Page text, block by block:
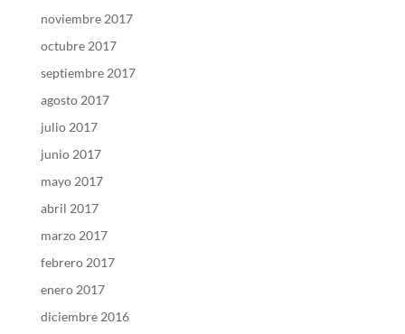
noviembre 2017
octubre 2017
septiembre 2017
agosto 2017
julio 2017
junio 2017
mayo 2017
abril 2017
marzo 2017
febrero 2017
enero 2017
diciembre 2016